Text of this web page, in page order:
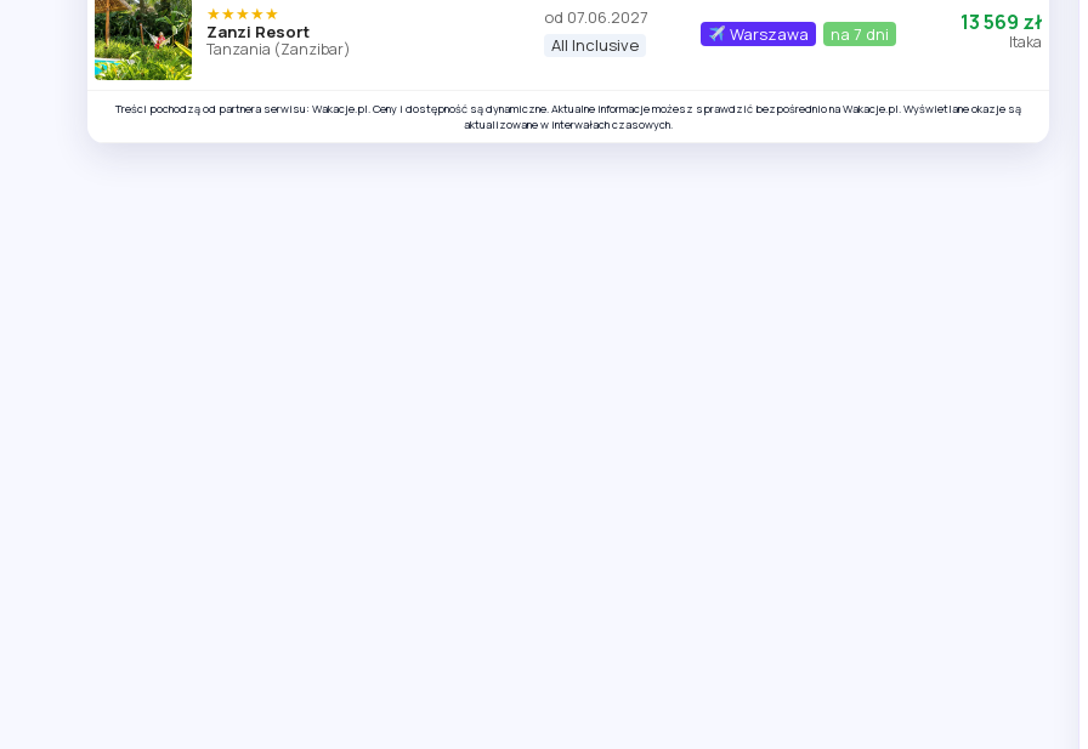
★★★★★
Zanzi Resort
Tanzania (Zanzibar)
od 07.06.2027
All Inclusive
Warszawa na 7 dni 13 569 zł
Itaka
Treści pochodzą od partnera serwisu: Wakacje.pl. Ceny i dostępność są dynamiczne. Aktualne informacje możesz sprawdzić bezpośrednio na Wakacje.pl. Wyświetlane okazje są
aktualizowane w interwałach czasowych.